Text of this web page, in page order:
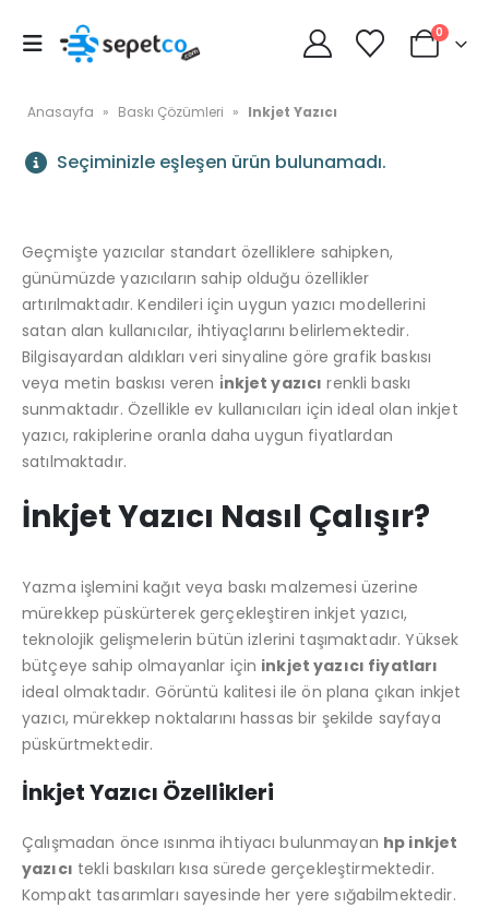
0
Anasayfa » Baskı Çözümleri » Inkjet Yazıcı
Seçiminizle eşleşen ürün bulunamadı.
HP EngageOne Pro 15.6"-i5 14500-16G-256SSD-OST W11
5.005 üzerinden
₺112.671,00
₺ 23.515,00
5.005
₺ 112.671,00
23.515,00
Geçmişte yazıcılar standart özelliklere sahipken,
günümüzde yazıcıların sahip olduğu özellikler
artırılmaktadır. Kendileri için uygun yazıcı modellerini
satan alan kullanıcılar, ihtiyaçlarını belirlemektedir.
Bilgisayardan aldıkları veri sinyaline göre grafik baskısı
veya metin baskısı veren i̇nkjet yazıcı renkli baskı
sunmaktadır. Özellikle ev kullanıcıları için ideal olan inkjet
yazıcı, rakiplerine oranla daha uygun fiyatlardan
satılmaktadır.
İnkjet Yazıcı Nasıl Çalışır?
Yazma işlemini kağıt veya baskı malzemesi üzerine
mürekkep püskürterek gerçekleştiren inkjet yazıcı,
teknolojik gelişmelerin bütün izlerini taşımaktadır. Yüksek
bütçeye sahip olmayanlar için inkjet yazıcı fiyatları
ideal olmaktadır. Görüntü kalitesi ile ön plana çıkan inkjet
yazıcı, mürekkep noktalarını hassas bir şekilde sayfaya
püskürtmektedir.
İnkjet Yazıcı Özellikleri
Çalışmadan önce ısınma ihtiyacı bulunmayan hp inkjet
yazıcı tekli baskıları kısa sürede gerçekleştirmektedir.
Kompakt tasarımları sayesinde her yere sığabilmektedir.